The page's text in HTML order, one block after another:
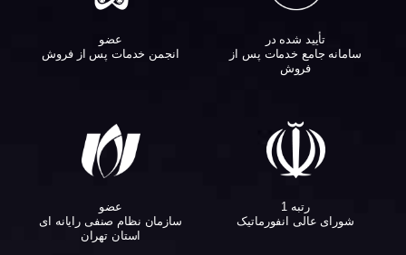
تأیید شده در
سامانه جامع خدمات پس از
فروش
عضو
انجمن خدمات پس از فروش
رتبه 1
شورای عالی انفورماتیک
عضو
سازمان نظام صنفی رایانه ای
استان تهران